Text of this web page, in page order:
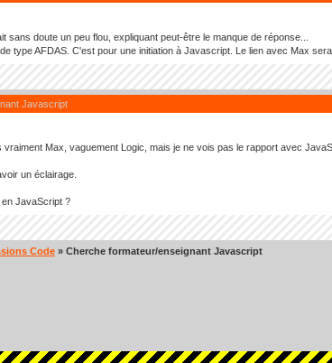
sans doute un peu flou, expliquant peut-être le manque de réponse...
type AFDAS. C'est pour une initiation à Javascript. Le lien avec Max
Javascript
vraiment Max, vaguement Logic, mais je ne vois pas le rapport avec
un éclairage.
JavaScript ?
Code » Cherche formateur/enseignant Javascript